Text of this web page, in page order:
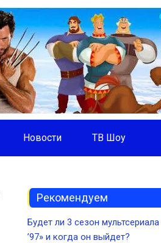
Новости ТВ Шоу
Рекомендуем
Будет ли 3 сезон
’97» и когда он выйдет?